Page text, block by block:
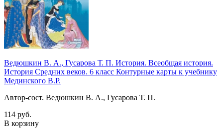
Ведюшкин В. А., Гусарова Т. П. История. Всеобщая история.
История Средних веков. 6 класс Контурные карты к учебнику
Мединского В.Р.
Автор-сост. Ведюшкин В. А., Гусарова Т. П.
114 руб.
В корзину